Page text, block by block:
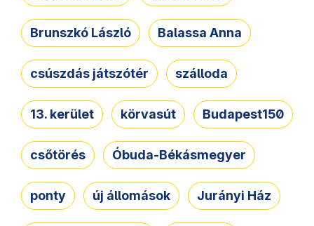
Brunszkó László Balassa Anna
csúszdás játszótér szálloda
13. kerület körvasút Budapest150
csőtörés Óbuda-Békásmegyer
ponty új állomások Jurányi Ház